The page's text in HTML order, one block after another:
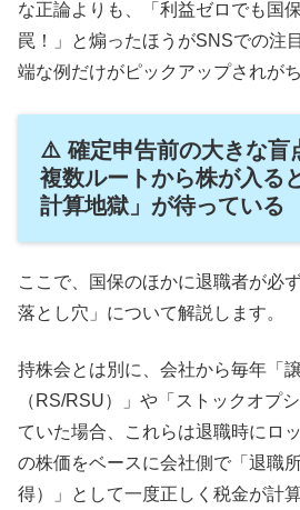
な正論よりも、「利益ゼロでも国
罠！」と煽ったほうがSNSでの注
端な例だけがピックアップされがち
⚠️ 確定申告前の大きな盲
複数ルートから株が入る
計算地獄」が待っている
ここで、国保のほかに退職者が必
落とし穴」について解説します。
持株会とは別に、会社から毎年「
（RS/RSU）」や「ストックオプ
ていた場合、これらは退職時にロ
の株価をベースに会社側で「退職
得）」として一度正しく税金が計